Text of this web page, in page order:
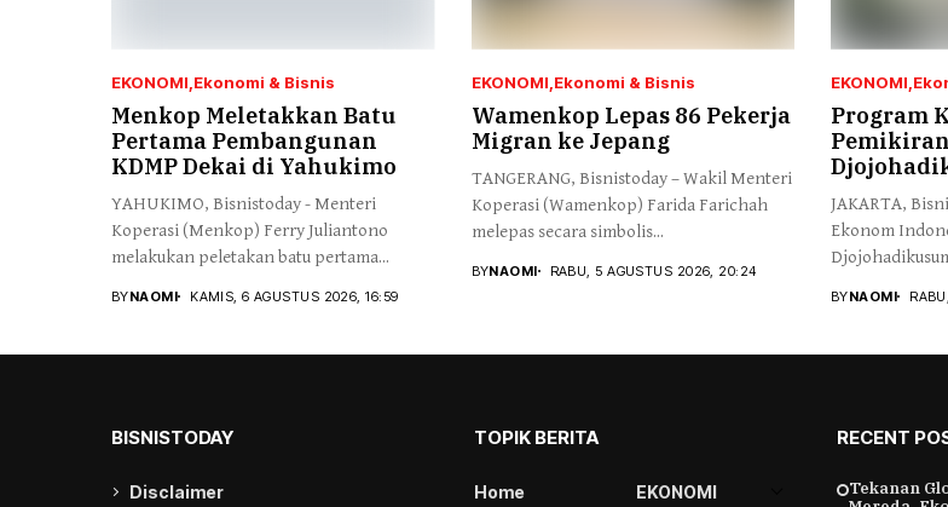
EKONOMI Ekonomi & Bisnis
Menkop Meletakkan Batu
Pertama Pembangunan
KDMP Dekai di Yahukimo
YAHUKIMO, Bisnistoday - Menteri
Koperasi (Menkop) Ferry Juliantono
melakukan peletakan batu pertama...
BYNAOMI KAMIS, 6 AGUSTUS 2026, 16:59
EKONOMI Ekonomi & Bisnis
Wamenkop Lepas 86 Pekerja
Migran ke Jepang
TANGERANG, Bisnistoday – Wakil Menteri
Koperasi (Wamenkop) Farida Farichah
melepas secara simbolis...
BYNAOMI RABU, 5 AGUSTUS 2026, 20:24
EKONOMI
Program
JAKARTA,
Ekonom
BYNAOMI
BISNISTODAY
Disclaimer
TOPIK BERITA
Home EKONOMI
RECENT
Tekanan